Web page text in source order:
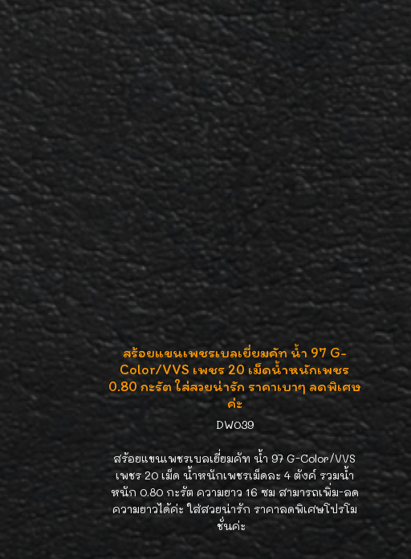
สร้อยแขนเพชรเบลเยี่ยมคัท น้ำ 97 G-
Color/VVS เพชร 20 เม็ดน้ำหนักเพชร
0.80 กะรัต ใส่สวยน่ารัก ราคาเบาๆ ลดพิเศษ
ค่ะ
DW039
สร้อยแขนเพชรเบลเยี่ยมคัท น้ำ 97 G-Color/VVS
เพชร 20 เม็ด น้ำหนักเพชรเม็ดละ 4 ตังค์ รวมน้ำ
หนัก 0.80 กะรัต ความยาว 16 ซม สามารถเพิ่ม-ลด
ความยาวได้ค่ะ ใส่สวยน่ารัก ราคาลดพิเศษโปรโม
ชั่นค่ะ